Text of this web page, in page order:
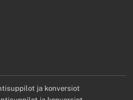
ja konversiot